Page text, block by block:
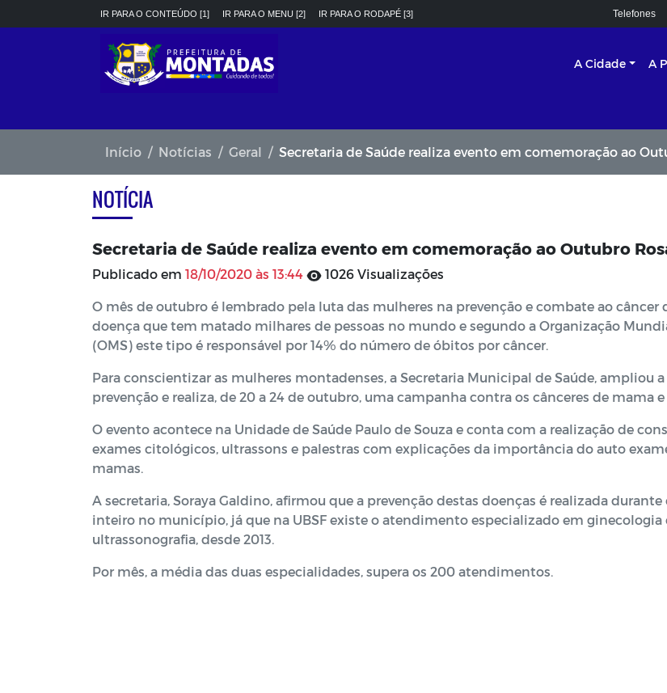
IR PARA O CONTEÚDO [1] IR PARA O MENU [2] IR PARA O RODAPÉ [3] Telefones
A Cidade A
Início Notícias Geral Secretaria de Saúde realiza evento em comemoração ao Outubro
NOTÍCIA
Secretaria de Saúde realiza evento em comemoração ao Outubro
Publicado em 18/10/2020 às 13:44 1026 Visualizações
O mês de outubro é lembrado pela luta das mulheres na prevenção e combate ao câncer
doença que tem matado milhares de pessoas no mundo e segundo a Organização
(OMS) este tipo é responsável por 14% do número de óbitos por câncer.
Para conscientizar as mulheres montadenses, a Secretaria Municipal de Saúde, ampliou a
prevenção e realiza, de 20 a 24 de outubro, uma campanha contra os cânceres de mama
O evento acontece na Unidade de Saúde Paulo de Souza e conta com a realização de
exames citológicos, ultrassons e palestras com explicações da importância do auto
mamas.
A secretaria, Soraya Galdino, afirmou que a prevenção destas doenças é realizada durante
inteiro no município, já que na UBSF existe o atendimento especializado em ginecologia
ultrassonografia, desde 2013.
Por mês, a média das duas especialidades, supera os 200 atendimentos.